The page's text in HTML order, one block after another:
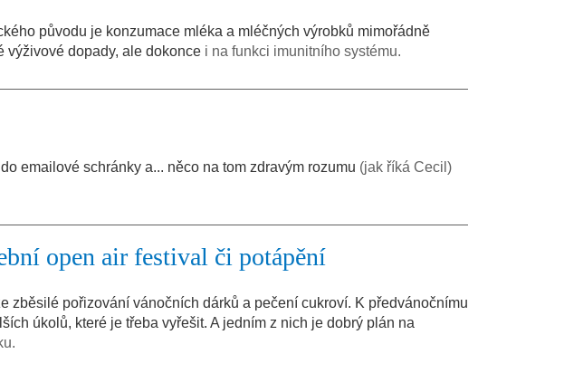
původu je konzumace mléka a mléčných výrobků mimořádně
výživové dopady, ale dokonce i na funkci imunitního systému.
emailové schránky a... něco na tom zdravým rozumu (jak říká Cecil)
open air festival či potápění
zběsilé pořizování vánočních dárků a pečení cukroví. K předvánočnímu
úkolů, které je třeba vyřešit. A jedním z nich je dobrý plán na